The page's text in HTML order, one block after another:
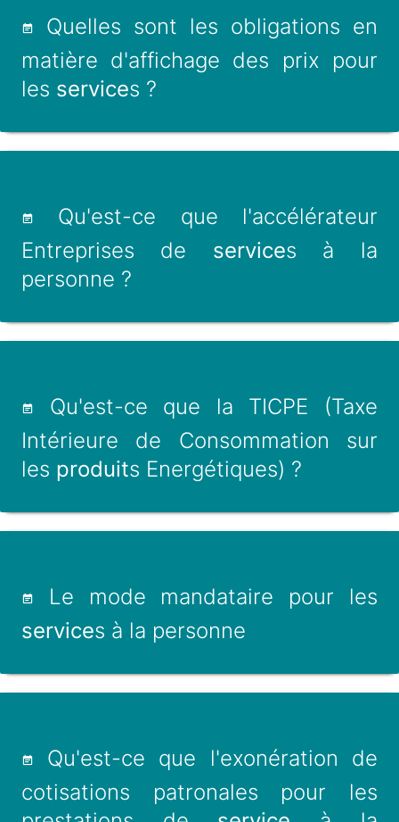
Quelles sont les obligations en
matière d'affichage des prix pour
les services ?
Qu'est-ce que l'accélérateur
Entreprises de services à la
personne ?
Qu'est-ce que la TICPE (Taxe
Intérieure de Consommation sur
les produits Energétiques) ?
Le mode mandataire pour les
services à la personne
Qu'est-ce que l'exonération de
cotisations patronales pour les